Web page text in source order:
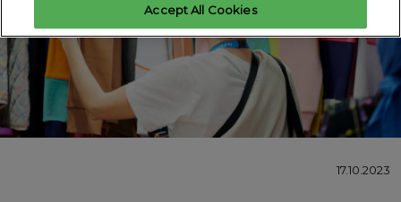
17.10.2023
Accept All Cookies